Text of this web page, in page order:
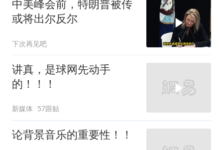
中美峰会前，特朗普被传
或将出尔反尔
下次再见吧
讲真，是球网先动手
的！！！
新媒体 57跟贴
论背景音乐的重要性！！